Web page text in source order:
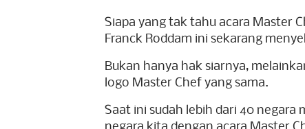
Siapa yang tak tahu acara Master
Franck Roddam ini sekarang
Bukan hanya hak siarnya,
logo Master Chef yang sama.
Saat ini sudah lebih dari 40 negara